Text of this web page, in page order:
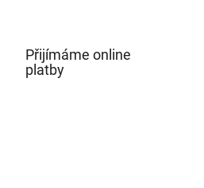
Přijímáme online
platby